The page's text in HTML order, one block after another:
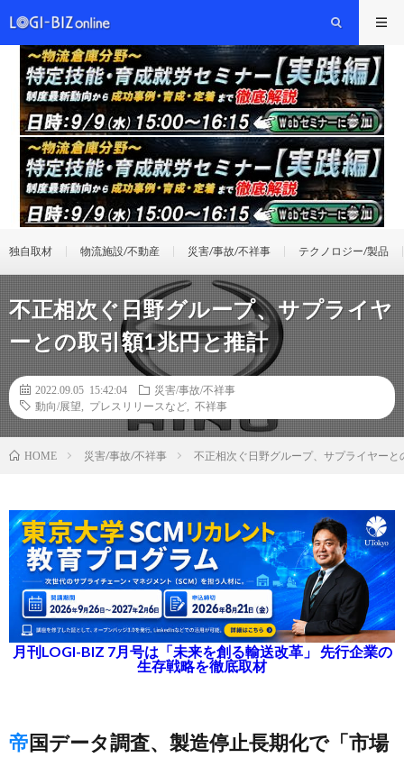
独自取材 物流施設/不動産 災害/事故/不祥事 テクノロジー/製品
不正相次ぐ日野グループ、サプライヤ
ーとの取引額1兆円と推計
2022.09.05 15:42:04
災害/事故/不祥事
動向/展望
プレスリリースなど 不祥事
HOME 災害/事故/不祥事 不正相次ぐ日野グループ、サプライヤー
月刊LOGI-BIZ 7月号は「未来を創る輸送改革」 先行企業の
生存戦略を徹底取材
帝国データ調査、製造停止長期化で「市場